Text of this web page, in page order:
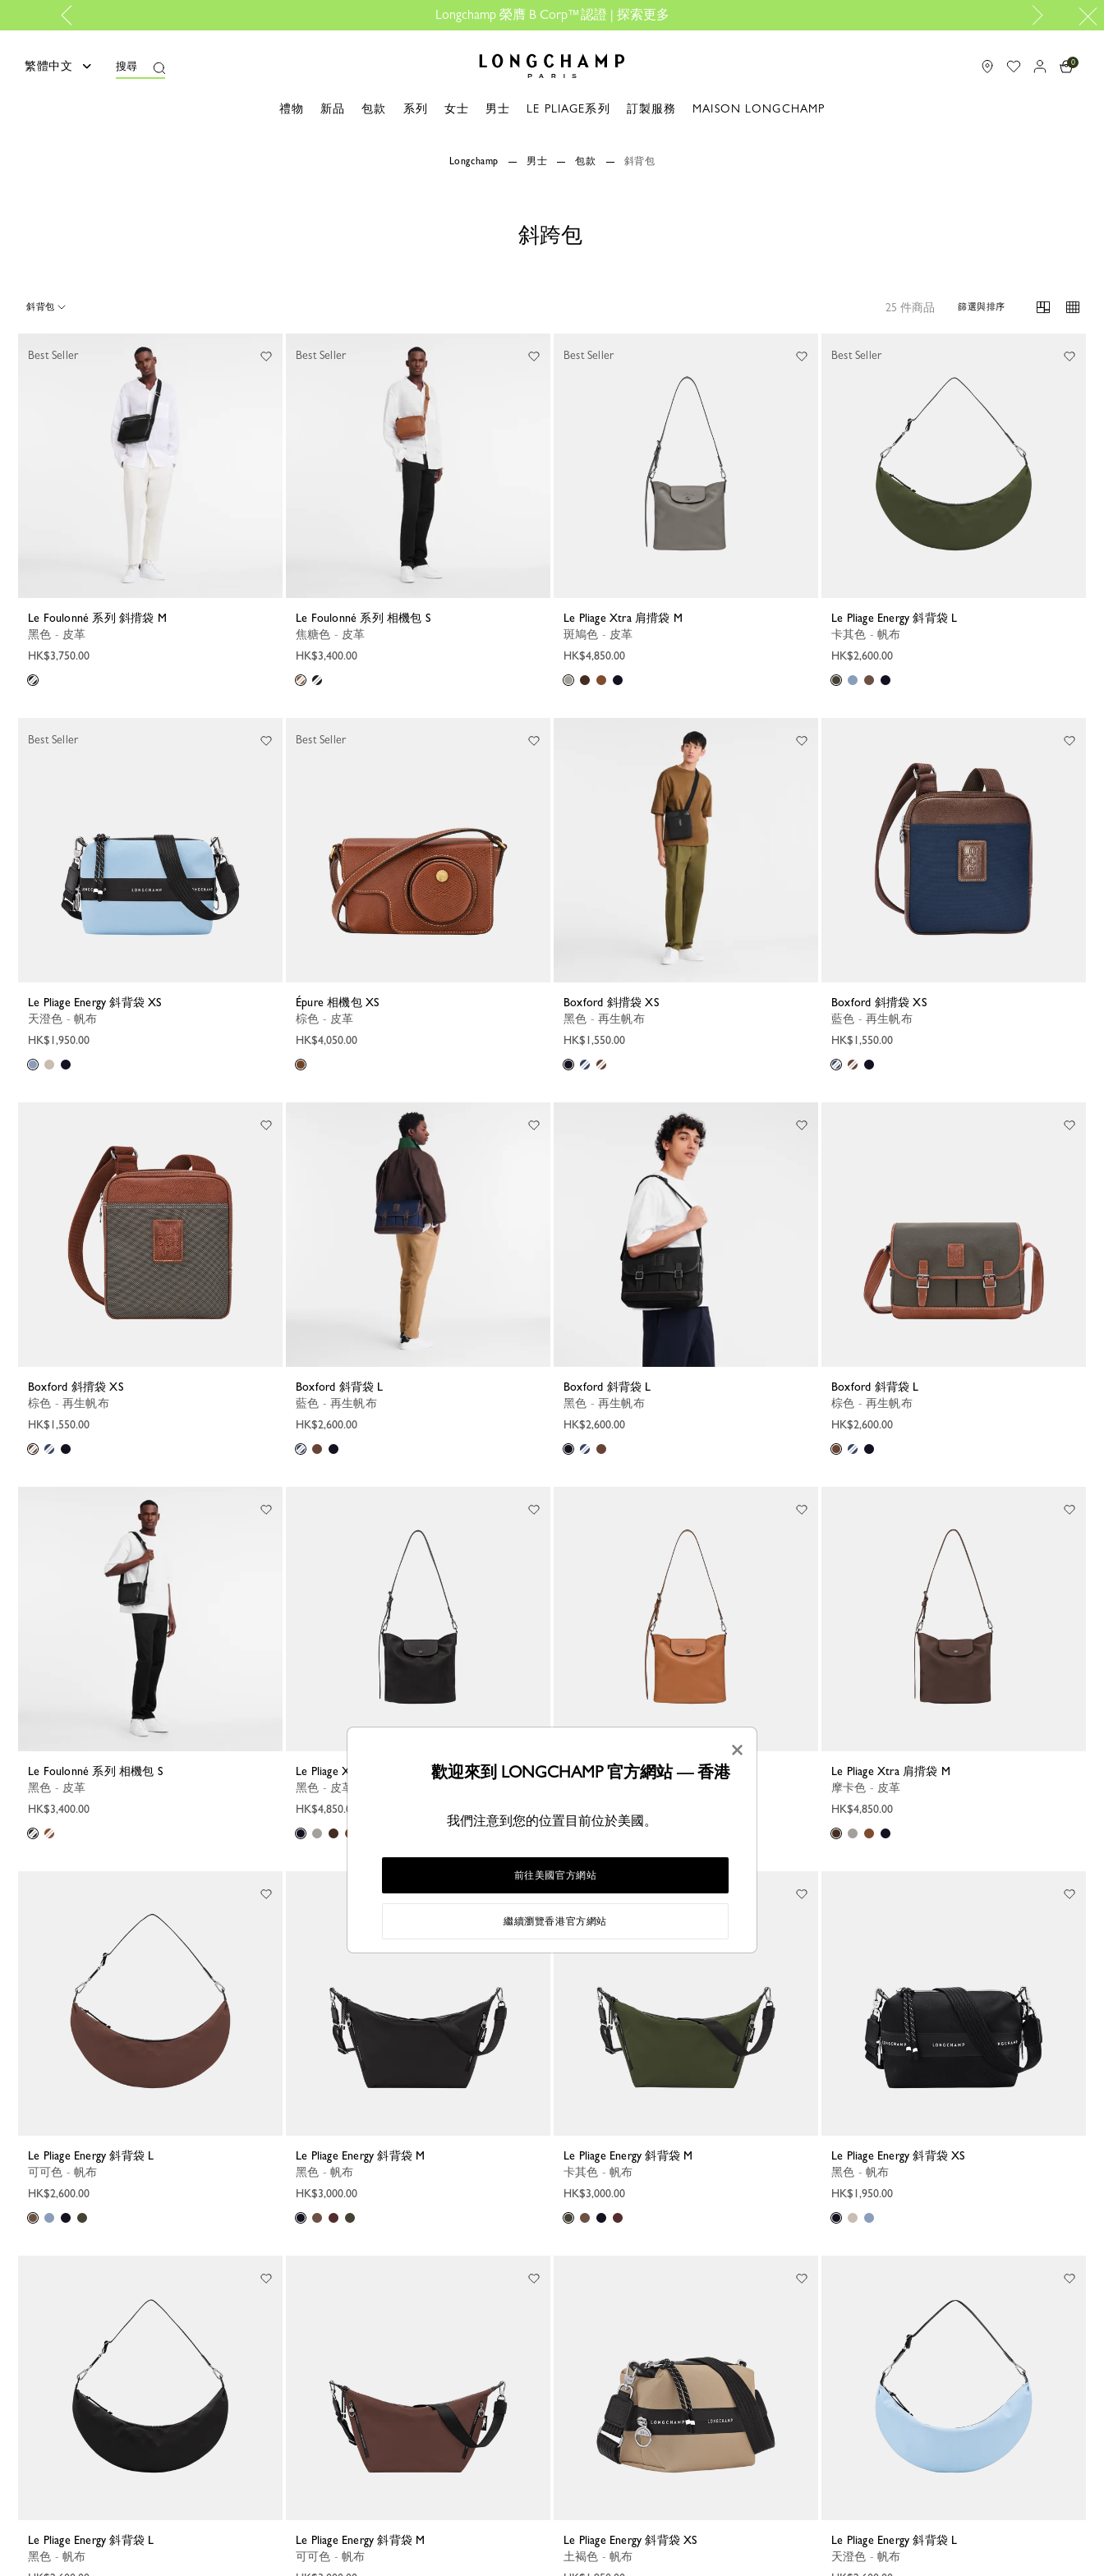
Longchamp 榮膺 B Corp™認證 |探索更多
繁體中文 搜尋 0
禮物 新品 包款 系列 女士 男士 LE PLIAGE系列 訂製服務 MAISON LONGCHAMP
Longchamp 男士 包款 斜背包
斜跨包
斜背包 25 件商品 篩選與排序
Le Foulonné 系列 斜揹袋 M
黑色 - 皮革
HK$3,750.00
Best Seller
Le Foulonné 系列 相機包 S
焦糖色 - 皮革
HK$3,400.00
Best Seller
Le Pliage Xtra 肩揹袋 M
斑鳩色 - 皮革
HK$4,850.00
Best Seller
Le Pliage Energy 斜背袋 L
卡其色 - 帆布
HK$2,600.00
Best Seller
Le Pliage Energy 斜背袋 XS
天澄色 - 帆布
HK$1,950.00
Best Seller
Épure 相機包 XS
棕色 - 皮革
HK$4,050.00
Best Seller
Boxford 斜揹袋 XS
黑色 - 再生帆布
HK$1,550.00
Boxford 斜揹袋 XS
藍色 - 再生帆布
HK$1,550.00
Boxford 斜揹袋 XS
棕色 - 再生帆布
HK$1,550.00
Boxford 斜背袋 L
藍色 - 再生帆布
HK$2,600.00
Boxford 斜背袋 L
黑色 - 再生帆布
HK$2,600.00
Boxford 斜背袋 L
棕色 - 再生帆布
HK$2,600.00
Le Foulonné 系列 相機包 S
黑色 - 皮革
HK$3,400.00
Le Pliage Xtra 肩揹袋 M
黑色 - 皮革
HK$4,850.00
Le Pliage Xtra 肩揹袋 M
Le Pliage Xtra 肩揹袋 M
摩卡色 - 皮革
HK$4,850.00
Le Pliage Energy 斜背袋 L
可可色 - 帆布
HK$2,600.00
Le Pliage Energy 斜背袋 M
黑色 - 帆布
HK$3,000.00
Le Pliage Energy 斜背袋 M
卡其色 - 帆布
HK$3,000.00
Le Pliage Energy 斜背袋 XS
黑色 - 帆布
HK$1,950.00
Le Pliage Energy 斜背袋 L
黑色 - 帆布
Le Pliage Energy 斜背袋 M
可可色 - 帆布
Le Pliage Energy 斜背袋 XS
土褐色 - 帆布
Le Pliage Energy 斜背袋 L
天澄色 - 帆布
×
歡迎來到 LONGCHAMP 官方網站 — 香港
我們注意到您的位置目前位於美國。
前往美國官方網站
繼續瀏覽香港官方網站